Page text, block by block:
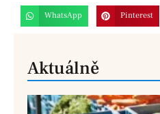
WhatsApp Pinterest
Aktuálně